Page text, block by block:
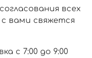
всех
вами свяжется
с 7:00 до 9:00